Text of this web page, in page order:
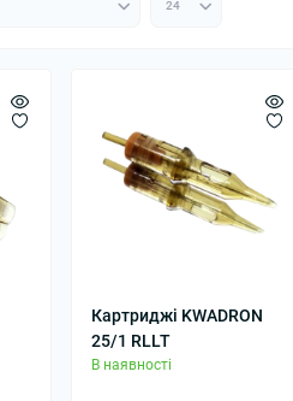
Картриджі KWADRON
25/1 RLLT
В наявності